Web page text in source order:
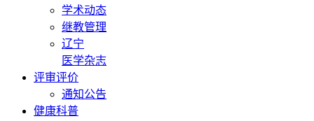
学术动态
继教管理
辽宁
医学杂志
评审评价
通知公告
健康科普